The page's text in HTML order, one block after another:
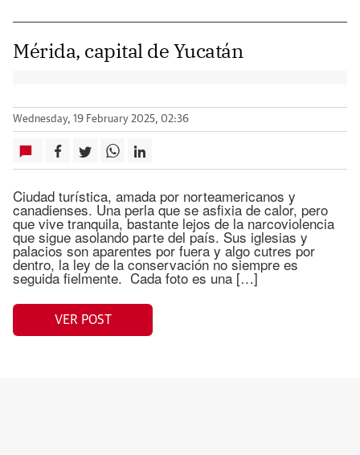
Mérida, capital de Yucatán
Wednesday, 19 February 2025, 02:36
Ciudad turística, amada por norteamericanos y
canadienses. Una perla que se asfixia de calor, pero
que vive tranquila, bastante lejos de la narcoviolencia
que sigue asolando parte del país. Sus iglesias y
palacios son aparentes por fuera y algo cutres por
dentro, la ley de la conservación no siempre es
seguida fielmente. Cada foto es una […]
VER POST